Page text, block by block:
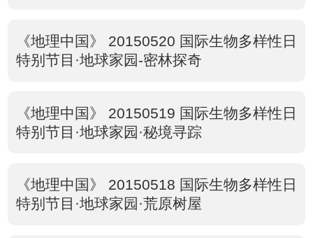
《地理中国》 20150520 国际生物多样性日
特别节目·地球家园-密林探奇
《地理中国》 20150519 国际生物多样性日
特别节目·地球家园·秘境寻踪
《地理中国》 20150518 国际生物多样性日
特别节目·地球家园·荒原树屋